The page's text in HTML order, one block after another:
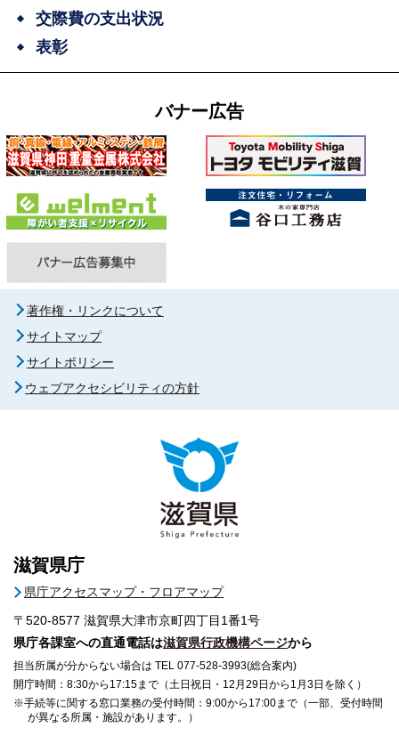
交際費の支出状況
表彰
バナー広告
著作権・リンクについて
サイトマップ
サイトポリシー
ウェブアクセシビリティの方針
滋賀県庁
県庁アクセスマップ・フロアマップ
〒520-8577 滋賀県大津市京町四丁目1番1号
県庁各課室への直通電話は滋賀県行政機構ページから
担当所属が分からない場合は TEL 077-528-3993(総合案内)
開庁時間：8:30から17:15まで（土日祝日・12月29日から1月3日を除く）
※手続等に関する窓口業務の受付時間：9:00から17:00まで（一部、受付時間
が異なる所属・施設があります。）